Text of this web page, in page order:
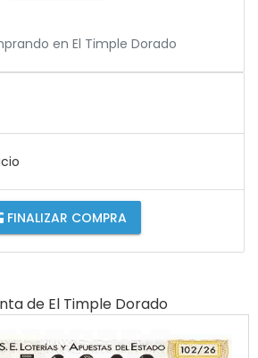
en El Timple Dorado
FINALIZAR COMPRA
de El Timple Dorado